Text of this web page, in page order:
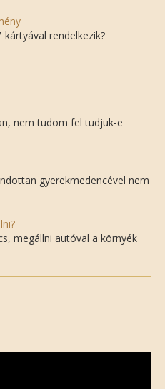
kártyával rendelkezik?
nem tudom fel tudjuk-e
gyerekmedencével nem
megállni autóval a környék